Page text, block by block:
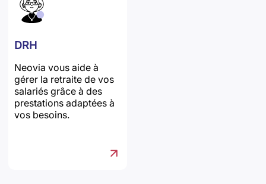
DRH
Neovia vous aide à
gérer la retraite de vos
salariés grâce à des
prestations adaptées à
vos besoins.